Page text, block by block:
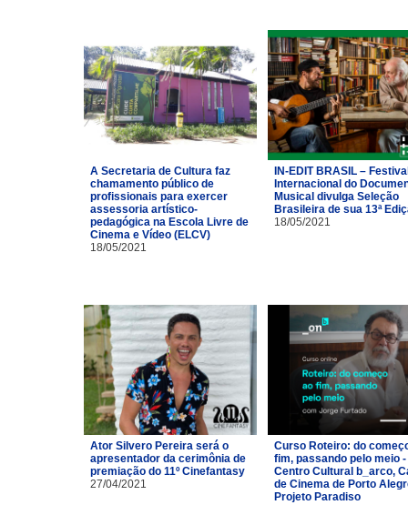
A Secretaria de Cultura faz
chamamento público de
profissionais para exercer
assessoria artístico-
pedagógica na Escola Livre de
Cinema e Vídeo (ELCV)
18/05/2021
IN-EDIT BRASIL –
Internacional do
Musical divulga Seleção
Brasileira de sua 13ª
18/05/2021
Ator Silvero Pereira será o
apresentador da cerimônia de
premiação do 11º Cinefantasy
27/04/2021
Curso Roteiro: do
fim, passando pelo meio -
Centro Cultural b_arco,
de Cinema de Porto
Projeto Paradiso